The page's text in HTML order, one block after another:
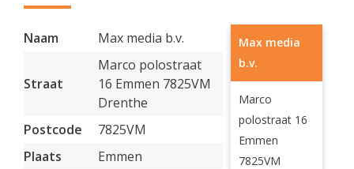
Naam Max media b.v.
Straat
Marco polostraat
16 Emmen 7825VM
Drenthe
Postcode
7825VM
Plaats
Emmen
Max media
b.v.
Marco
polostraat 16
Emmen
7825VM